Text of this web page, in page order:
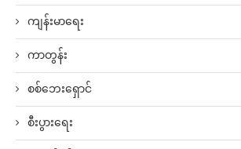
ကျန်းမာရေး
ကာတွန်း
စစ်ဘေးရှောင်
စီးပွားရေး